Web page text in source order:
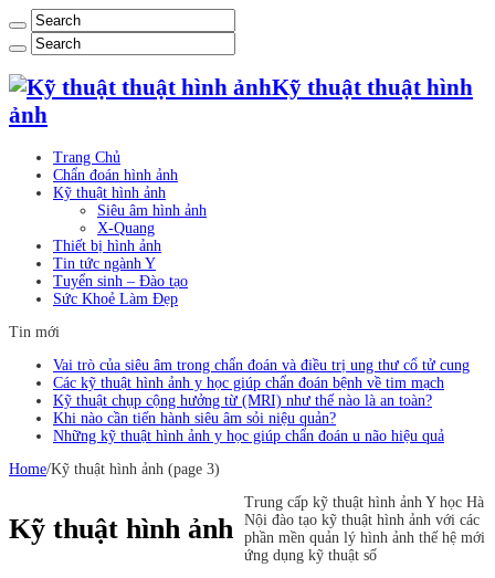
Kỹ thuật thuật hình
ảnh
Trang Chủ
Chẩn đoán hình ảnh
Kỹ thuật hình ảnh
Siêu âm hình ảnh
X-Quang
Thiết bị hình ảnh
Tin tức ngành Y
Tuyển sinh – Đào tạo
Sức Khoẻ Làm Đẹp
Tin mới
Vai trò của siêu âm trong chẩn đoán và điều trị ung thư cổ tử cung
Các kỹ thuật hình ảnh y học giúp chẩn đoán bệnh về tim mạch
Kỹ thuật chụp cộng hưởng từ (MRI) như thế nào là an toàn?
Khi nào cần tiến hành siêu âm sỏi niệu quản?
Những kỹ thuật hình ảnh y học giúp chẩn đoán u não hiệu quả
Home/Kỹ thuật hình ảnh (page 3)
Kỹ thuật hình ảnh
Trung cấp kỹ thuật hình ảnh Y học Hà
Nội đào tạo kỹ thuật hình ảnh với các
phần mền quản lý hình ảnh thế hệ mới
ứng dụng kỹ thuật số